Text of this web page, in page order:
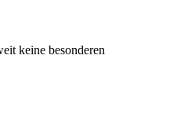
keine besonderen